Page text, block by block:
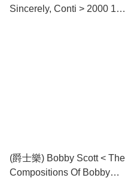
Sincerely, Conti > 2000 10
(爵士樂) Bobby Scott < The
Compositions Of Bobby